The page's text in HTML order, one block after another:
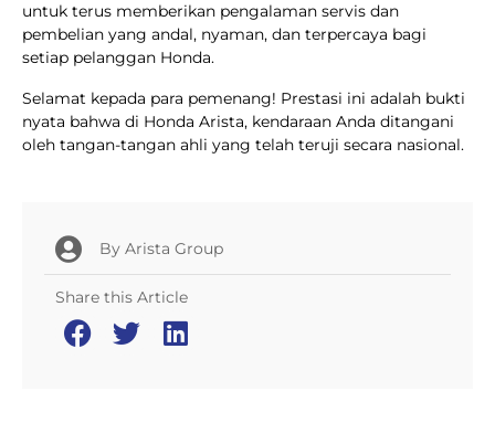
untuk terus memberikan pengalaman servis dan
pembelian yang andal, nyaman, dan terpercaya bagi
setiap pelanggan Honda.
Selamat kepada para pemenang! Prestasi ini adalah bukti
nyata bahwa di Honda Arista, kendaraan Anda ditangani
oleh tangan-tangan ahli yang telah teruji secara nasional.
By Arista Group
Share this Article